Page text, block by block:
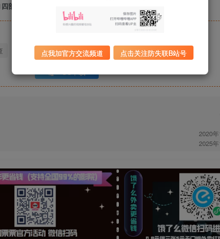
合集收藏版 附修改器（官中）
迅雷下载 全站统一解压密码：sygu.cc
UC下载
2020
2025
点我加官方交流频道 点击关注防失联B站号